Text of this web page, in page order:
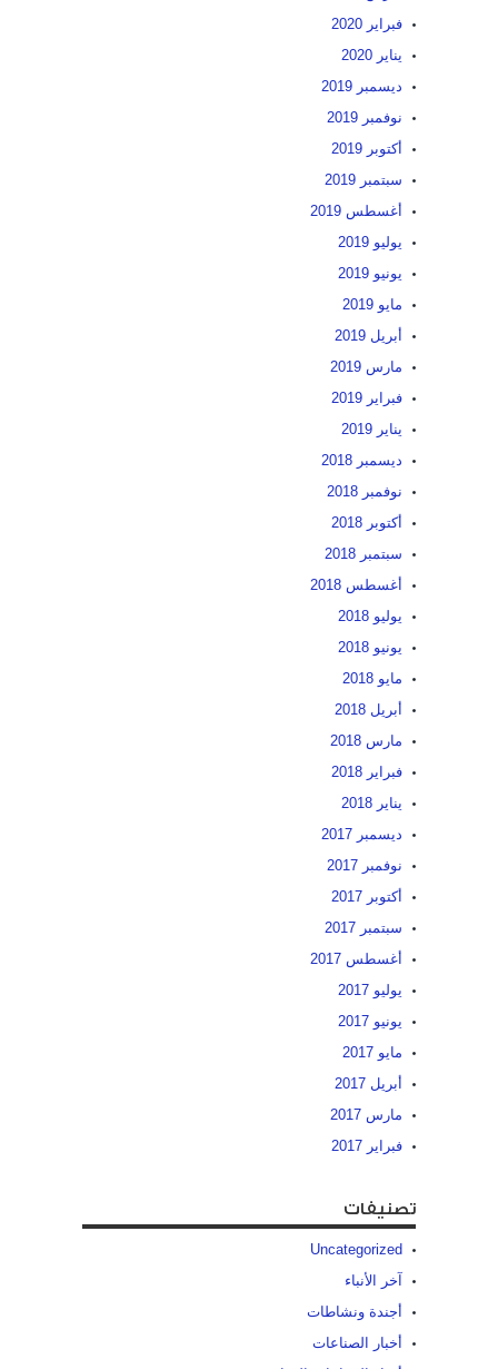
فبراير 2020
يناير 2020
ديسمبر 2019
نوفمبر 2019
أكتوبر 2019
سبتمبر 2019
أغسطس 2019
يوليو 2019
يونيو 2019
مايو 2019
أبريل 2019
مارس 2019
فبراير 2019
يناير 2019
ديسمبر 2018
نوفمبر 2018
أكتوبر 2018
سبتمبر 2018
أغسطس 2018
يوليو 2018
يونيو 2018
مايو 2018
أبريل 2018
مارس 2018
فبراير 2018
يناير 2018
ديسمبر 2017
نوفمبر 2017
أكتوبر 2017
سبتمبر 2017
أغسطس 2017
يوليو 2017
يونيو 2017
مايو 2017
أبريل 2017
مارس 2017
فبراير 2017
تصنيفات
Uncategorized
آخر الأنباء
أجندة ونشاطات
أخبار الصناعات